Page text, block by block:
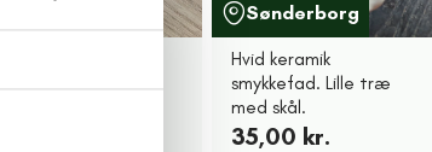
halskæde i sølv
Sønderborg
Hvid keramik
smykkefad. Lille træ
med skål.
35,00 kr.